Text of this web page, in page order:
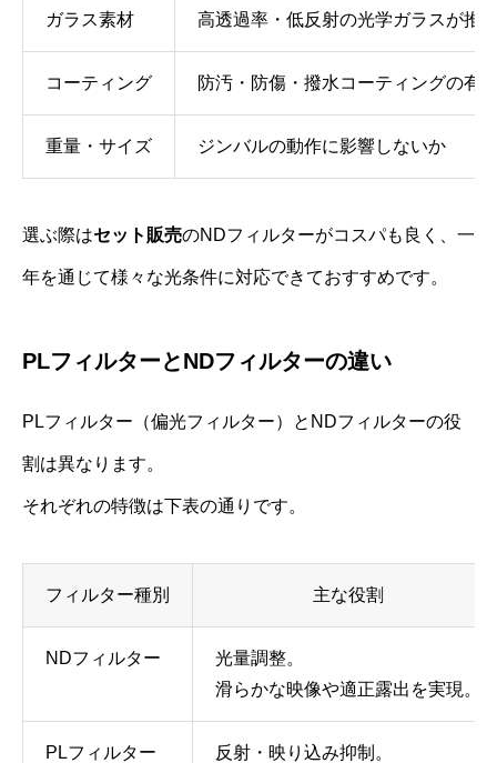
ガラス素材 高透過率・低反射の光学ガラスが推
コーティング 防汚・防傷・撥水コーティングの有
重量・サイズ ジンバルの動作に影響しないか
選ぶ際はセット販売のNDフィルターがコスパも良く、一
年を通じて様々な光条件に対応できておすすめです。
PLフィルターとNDフィルターの違い
PLフィルター（偏光フィルター）とNDフィルターの役
割は異なります。
それぞれの特徴は下表の通りです。
フィルター種別 主な役割
NDフィルター
光量調整。
滑らかな映像や適正露出を実現。
PLフィルター
反射・映り込み抑制。